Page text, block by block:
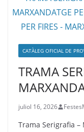
CATÀLEG OFICIAL DE
TRAMA
juliol 16, 2026
Trama Serigrafia –